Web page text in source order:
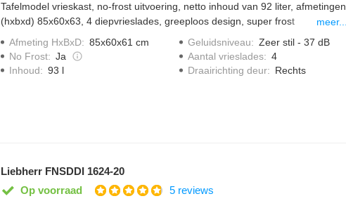
Tafelmodel vrieskast, no-frost uitvoering, netto inhoud van 92 liter, afmetingen
(hxbxd) 85x60x63, 4 diepvrieslades, greeploos design, super frost
meer...
Afmeting HxBxD: 85x60x61 cm
No Frost: Ja
Inhoud: 93 l
Geluidsniveau: Zeer stil - 37 dB
Aantal vrieslades: 4
Draairichting deur: Rechts
Liebherr FNSDDI 1624-20
Op voorraad
5 reviews